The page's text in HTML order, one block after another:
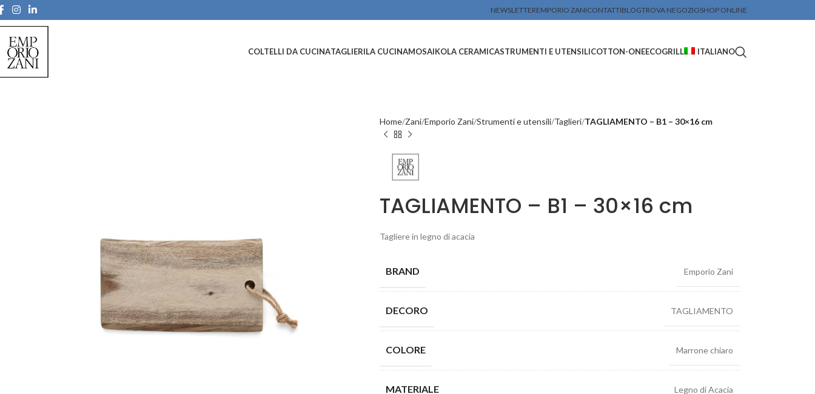
NEWSLETTEREMPORIO ZANICONTATTIBLOGTROVA NEGOZIOSHOP ONLINE
COLTELLI DA CUCINATAGLIERILA CUCINAMOSAIKOLA CERAMICASTRUMENTI E UTENSILICOTTON-ONEECOGRILL ITALIANO
Home Zani Emporio Zani Strumenti e utensili Taglieri TAGLIAMENTO – B1 – 30×16 cm
TAGLIAMENTO – B1 – 30×16 cm
Tagliere in legno di acacia
BRAND Emporio Zani
DECORO TAGLIAMENTO
COLORE Marrone chiaro
MATERIALE Legno di Acacia